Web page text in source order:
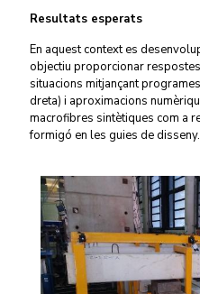
Resultats esperats
En aquest context es
objectiu proporcionar
situacions mitjançant
dreta) i aproximacions
macrofibres sintètiques com a
formigó en les guies de disseny.